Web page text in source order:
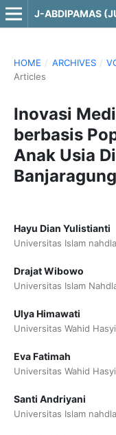
HOME / ARCHIVES /
Articles
Inovasi
berbasis
Anak Usia
Hayu Dian Yulistianti
Universitas Islam
Drajat Wibowo
Universitas Islam
Ulya Himawati
Universitas Wahid
Eva Fatimah
Universitas Wahid
Santi Andriyani
Universitas Islam